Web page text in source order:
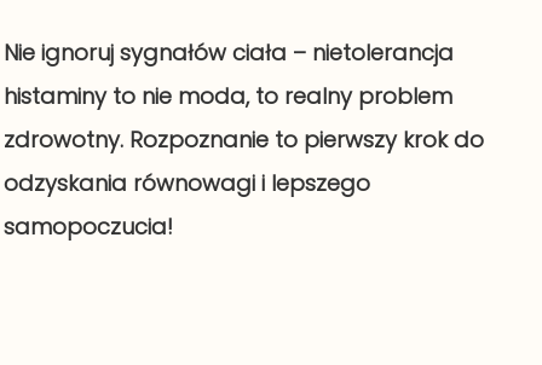
Nie ignoruj sygnałów ciała – nietolerancja
histaminy to nie moda, to realny problem
zdrowotny. Rozpoznanie to pierwszy krok do
odzyskania równowagi i lepszego
samopoczucia!